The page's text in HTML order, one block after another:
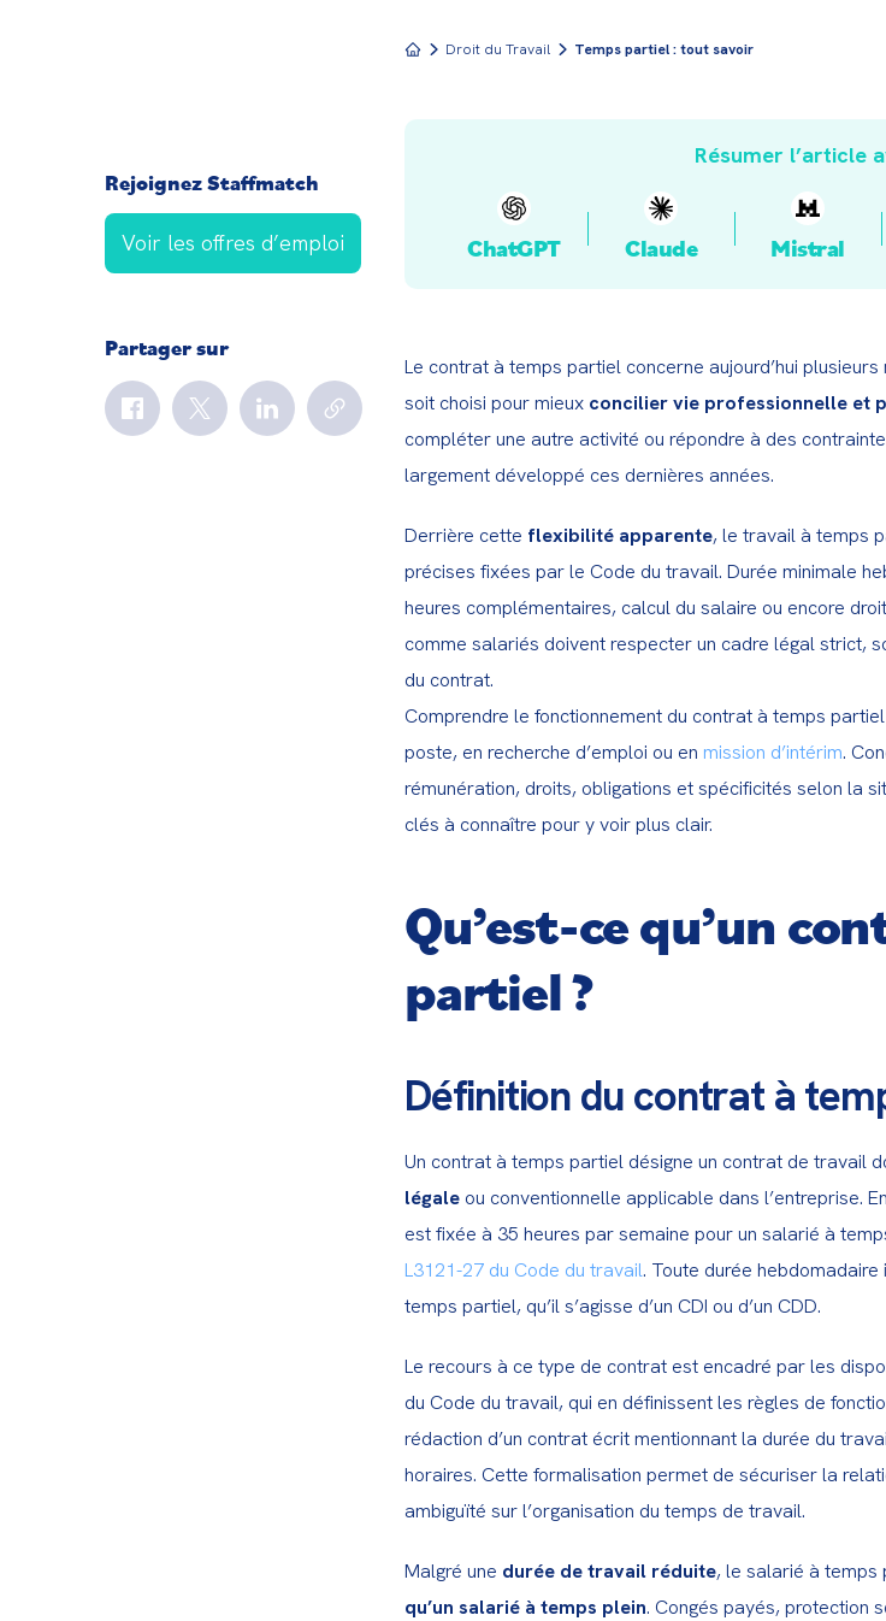
Rejoignez Staffmatch
Voir les offres d’emploi
Partager sur
Droit du Travail Temps partiel : tout savoir
Résumer l’article
ChatGPT Claude Mistral
Le contrat à temps partiel concerne aujourd’hui
soit choisi pour mieux concilier vie professionnelle et
compléter une autre activité ou répondre à des
largement développé ces dernières années.
Derrière cette flexibilité apparente, le travail à temps
précises fixées par le Code du travail. Durée minimale
heures complémentaires, calcul du salaire ou encore
comme salariés doivent respecter un cadre légal strict,
du contrat.
Comprendre le fonctionnement du contrat à temps
poste, en recherche d’emploi ou en mission d’intérim.
rémunération, droits, obligations et spécificités selon la
clés à connaître pour y voir plus clair.
Qu’est-ce qu’un
partiel ?
Définition du contrat à
Un contrat à temps partiel désigne un contrat de travail
légale ou conventionnelle applicable dans l’entreprise.
L3121-27 du Code du travail. Toute durée
temps partiel, qu’il s’agisse d’un CDI ou d’un CDD.
Le recours à ce type de contrat est encadré par les
du Code du travail, qui en définissent les règles de
rédaction d’un contrat écrit mentionnant la durée du
horaires. Cette formalisation permet de sécuriser la
ambiguïté sur l’organisation du temps de travail.
Malgré une durée de travail réduite, le salarié à temps
qu’un salarié à temps plein. Congés payés, protection